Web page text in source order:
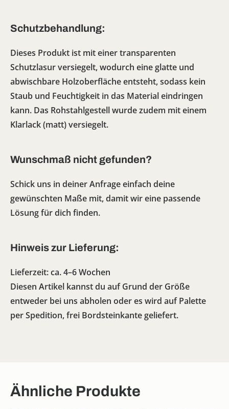
Schutzbehandlung:
Dieses Produkt ist mit einer transparenten
Schutzlasur versiegelt, wodurch eine glatte und
abwischbare Holzoberfläche entsteht, sodass kein
Staub und Feuchtigkeit in das Material eindringen
kann. Das Rohstahlgestell wurde zudem mit einem
Klarlack (matt) versiegelt.
Wunschmaß nicht gefunden?
Schick uns in deiner Anfrage einfach deine
gewünschten Maße mit, damit wir eine passende
Lösung für dich finden.
Hinweis zur Lieferung:
Lieferzeit: ca. 4–6 Wochen
Diesen Artikel kannst du auf Grund der Größe
entweder bei uns abholen oder es wird auf Palette
per Spedition, frei Bordsteinkante geliefert.
Ähnliche Produkte